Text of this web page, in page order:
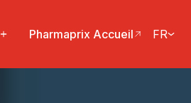
Pharmaprix Accueil FR